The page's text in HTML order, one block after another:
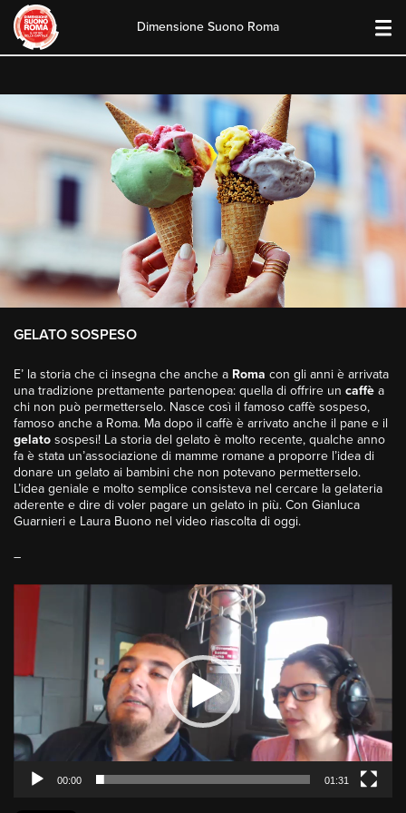
content
Dimensione Suono Roma
GELATO SOSPESO
E’ la storia che ci insegna che anche a Roma con gli anni è arrivata
una tradizione prettamente partenopea: quella di offrire un caffè a
chi non può permetterselo. Nasce così il famoso caffè sospeso,
famoso anche a Roma. Ma dopo il caffè è arrivato anche il pane e il
gelato sospesi! La storia del gelato è molto recente, qualche anno
fa è stata un’associazione di mamme romane a proporre l’idea di
donare un gelato ai bambini che non potevano permetterselo.
L’idea geniale e molto semplice consisteva nel cercare la gelateria
aderente e dire di voler pagare un gelato in più. Con Gianluca
Guarnieri e Laura Buono nel video riascolta di oggi.
–
Video
Player
00:00 01:31